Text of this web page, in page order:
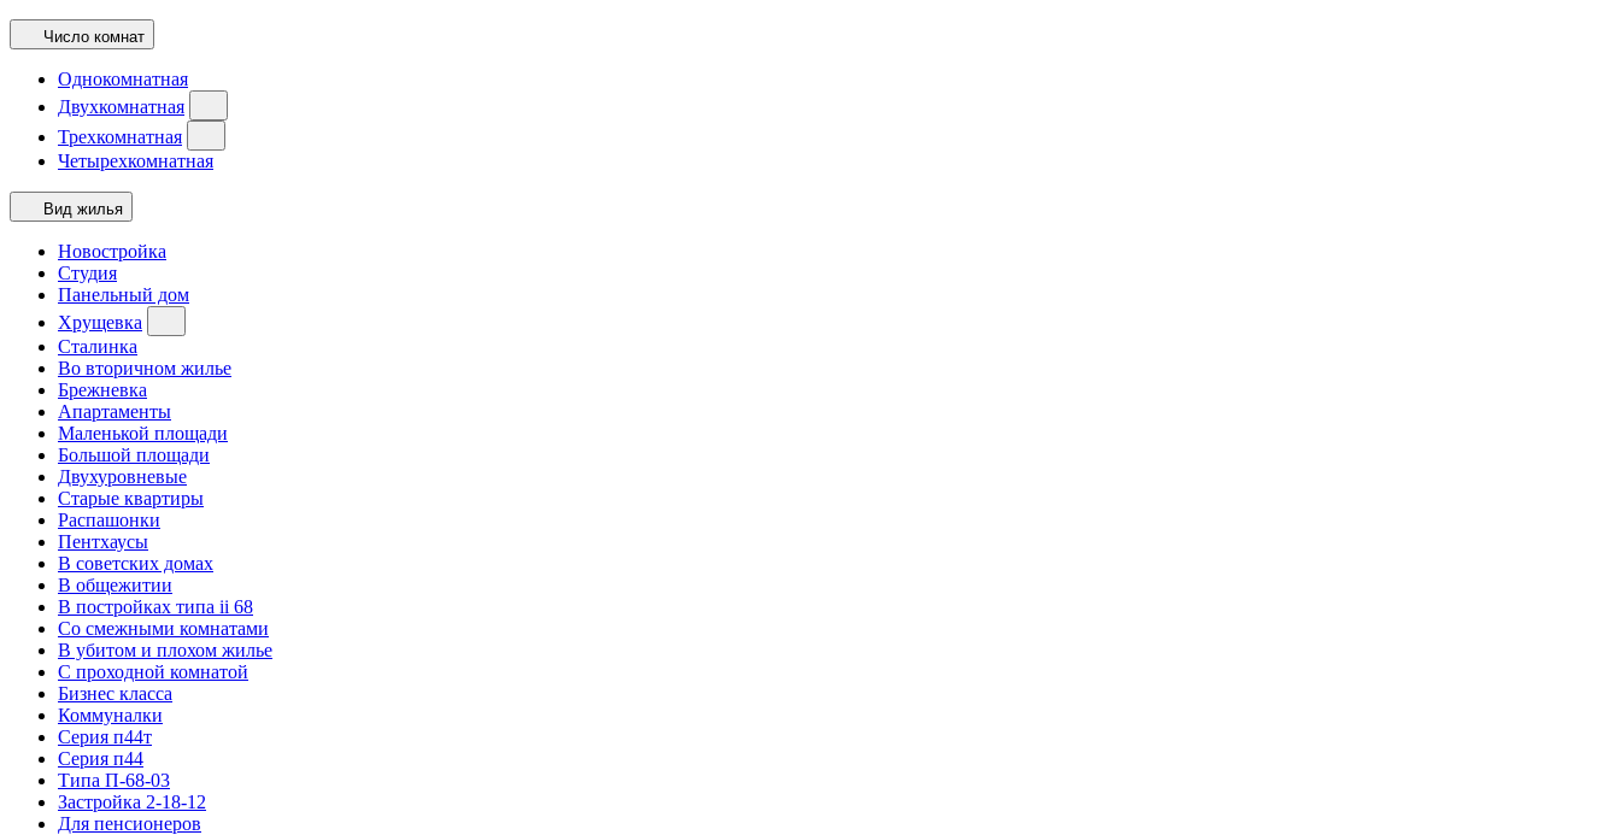
Число комнат
Однокомнатная
Двухкомнатная
Трехкомнатная
Четырехкомнатная
Вид жилья
Новостройка
Студия
Панельный дом
Хрущевка
Сталинка
Во вторичном жилье
Брежневка
Апартаменты
Маленькой площади
Большой площади
Двухуровневые
Старые квартиры
Распашонки
Пентхаусы
В советских домах
В общежитии
В постройках типа ii 68
Со смежными комнатами
В убитом и плохом жилье
С проходной комнатой
Бизнес класса
Коммуналки
Серия п44т
Серия п44
Типа П-68-03
Застройка 2-18-12
Для пенсионеров